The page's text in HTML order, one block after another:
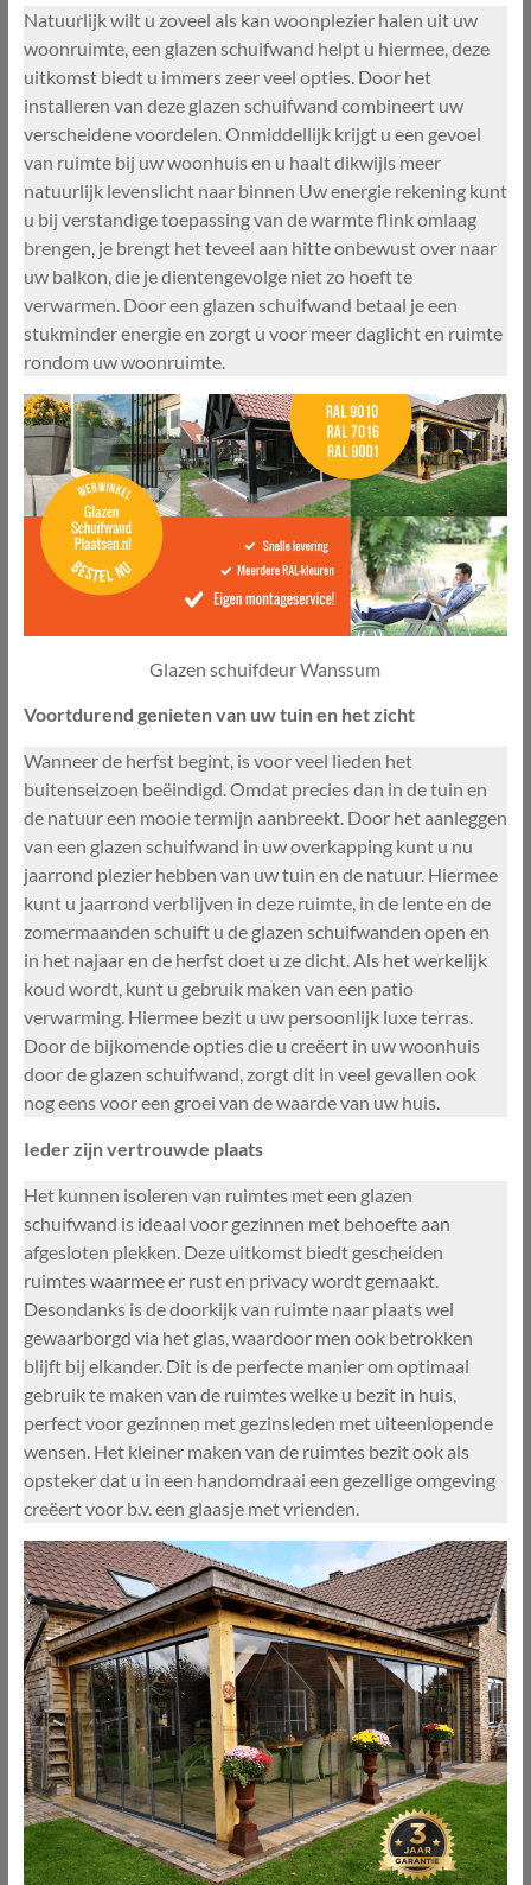
Natuurlijk wilt u zoveel als kan woonplezier halen uit uw
woonruimte, een glazen schuifwand helpt u hiermee, deze
uitkomst biedt u immers zeer veel opties. Door het
installeren van deze glazen schuifwand combineert uw
verscheidene voordelen. Onmiddellijk krijgt u een gevoel
van ruimte bij uw woonhuis en u haalt dikwijls meer
natuurlijk levenslicht naar binnen Uw energie rekening kunt
u bij verstandige toepassing van de warmte flink omlaag
brengen, je brengt het teveel aan hitte onbewust over naar
uw balkon, die je dientengevolge niet zo hoeft te
verwarmen. Door een glazen schuifwand betaal je een
stukminder energie en zorgt u voor meer daglicht en ruimte
rondom uw woonruimte.
Glazen schuifdeur Wanssum
Voortdurend genieten van uw tuin en het zicht
Wanneer de herfst begint, is voor veel lieden het
buitenseizoen beëindigd. Omdat precies dan in de tuin en
de natuur een mooie termijn aanbreekt. Door het aanleggen
van een glazen schuifwand in uw overkapping kunt u nu
jaarrond plezier hebben van uw tuin en de natuur. Hiermee
kunt u jaarrond verblijven in deze ruimte, in de lente en de
zomermaanden schuift u de glazen schuifwanden open en
in het najaar en de herfst doet u ze dicht. Als het werkelijk
koud wordt, kunt u gebruik maken van een patio
verwarming. Hiermee bezit u uw persoonlijk luxe terras.
Door de bijkomende opties die u creëert in uw woonhuis
door de glazen schuifwand, zorgt dit in veel gevallen ook
nog eens voor een groei van de waarde van uw huis.
Ieder zijn vertrouwde plaats
Het kunnen isoleren van ruimtes met een glazen
schuifwand is ideaal voor gezinnen met behoefte aan
afgesloten plekken. Deze uitkomst biedt gescheiden
ruimtes waarmee er rust en privacy wordt gemaakt.
Desondanks is de doorkijk van ruimte naar plaats wel
gewaarborgd via het glas, waardoor men ook betrokken
blijft bij elkander. Dit is de perfecte manier om optimaal
gebruik te maken van de ruimtes welke u bezit in huis,
perfect voor gezinnen met gezinsleden met uiteenlopende
wensen. Het kleiner maken van de ruimtes bezit ook als
opsteker dat u in een handomdraai een gezellige omgeving
creëert voor b.v. een glaasje met vrienden.